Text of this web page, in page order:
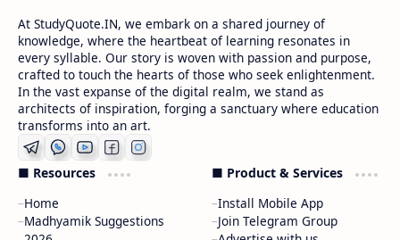
At StudyQuote.IN, we embark on a shared journey of
knowledge, where the heartbeat of learning resonates in
every syllable. Our story is woven with passion and purpose,
crafted to touch the hearts of those who seek enlightenment.
In the vast expanse of the digital realm, we stand as
architects of inspiration, forging a sanctuary where education
transforms into an art.
■ Resources
Home
Madhyamik Suggestions
■ Product & Services
Install Mobile App
Join Telegram Group